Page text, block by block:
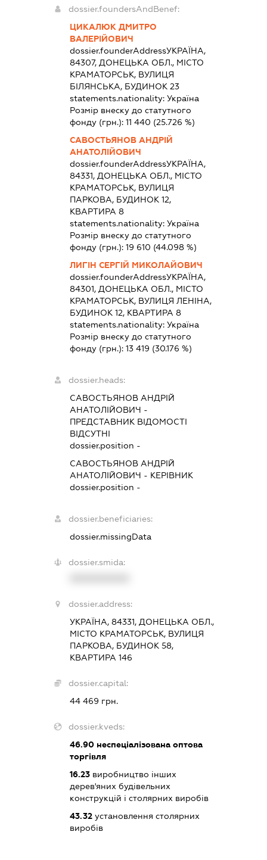
dossier.foundersAndBenef:
ЦИКАЛЮК ДМИТРО
ВАЛЕРІЙОВИЧ
dossier.founderAddressУКРАЇНА,
84307, ДОНЕЦЬКА ОБЛ., МІСТО
КРАМАТОРСЬК, ВУЛИЦЯ
БІЛЯНСЬКА, БУДИНОК 23
statements.nationality: Україна
Розмір внеску до статутного
фонду (грн.): 11 440 (25.726 %)
САВОСТЬЯНОВ АНДРІЙ
АНАТОЛІЙОВИЧ
dossier.founderAddressУКРАЇНА,
84331, ДОНЕЦЬКА ОБЛ., МІСТО
КРАМАТОРСЬК, ВУЛИЦЯ
ПАРКОВА, БУДИНОК 12,
КВАРТИРА 8
statements.nationality: Україна
Розмір внеску до статутного
фонду (грн.): 19 610 (44.098 %)
ЛИГІН СЕРГІЙ МИКОЛАЙОВИЧ
dossier.founderAddressУКРАЇНА,
84301, ДОНЕЦЬКА ОБЛ., МІСТО
КРАМАТОРСЬК, ВУЛИЦЯ ЛЕНІНА,
БУДИНОК 12, КВАРТИРА 8
statements.nationality: Україна
Розмір внеску до статутного
фонду (грн.): 13 419 (30.176 %)
dossier.heads:
САВОСТЬЯНОВ АНДРІЙ
АНАТОЛІЙОВИЧ -
ПРЕДСТАВНИК ВІДОМОСТІ
ВІДСУТНІ
dossier.position -
САВОСТЬЯНОВ АНДРІЙ
АНАТОЛІЙОВИЧ - КЕРІВНИК
dossier.position -
dossier.beneficiaries:
dossier.missingData
dossier.smida:
dossier.address:
УКРАЇНА, 84331, ДОНЕЦЬКА ОБЛ.,
МІСТО КРАМАТОРСЬК, ВУЛИЦЯ
ПАРКОВА, БУДИНОК 58,
КВАРТИРА 146
dossier.capital:
44 469 грн.
dossier.kveds:
46.90неспеціалізована оптова
торгівля
16.23виробництво інших
дерев'яних будівельних
конструкцій і столярних виробів
43.32установлення столярних
виробів